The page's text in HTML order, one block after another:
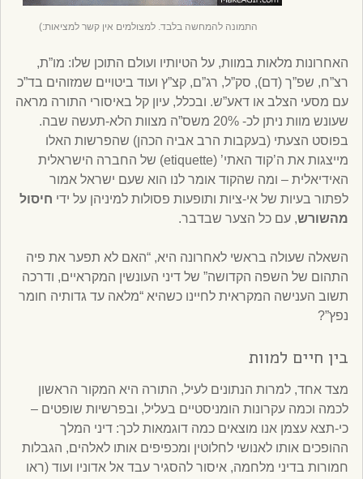
התמונה להמחשה בלבד. למצולמים אין קשר למציאות:)
האחרונות מלאות במוות, על הטיותיו ועולם התוכן שלו: מו”ת,
רצ”ח, שפ”ך (דם), סק”ל, רג”ם, קצ”ץ ועוד ביטויים שמזוהים בד”כ
עם מסעי הצלב או דאע”ש. ובכלל, עיון קל באיסורי התורה מראה
שעונש מוות ניתן לכ- 20% משס”ה מצוות הלא-תעשה שבה.
בפוסט הצעתי (בעקבות הרב אביה הכהן) שהפרשות האלו
מייצגות את ה’קוד האתי’ (etiquette) של החברה הישראלית
האידיאלית – ומה שהקוד אומר לנו הוא שעם ישראל אמור
לפתור בעיות של אי-ציות ותופעות פסולות למיניהן על ידי חיסול
מהשורש, עם כל הצער שבדבר.
השאלה שעולה בראשי לאחרונה היא, “האם לא תפער את פיה
התהום של השפה הקדושה” של דיני העונשין המקראיים, ודרכה
תשוב הענישה המקראית לחיינו כשהיא “מלאה עד גדותיה חומר
נפץ”?
בין חיים למוות
מצד אחד, למרות הנתונים לעיל, התורה היא המקור הראשון
לכמה וכמה עקרונות הומניסטיים בעליל, ובפרשיות שופטים –
כי-תצא עצמן אנו מוצאים כמה דוגמאות לכך: דיני המלך
ההופכים אותו לאנושי לחלוטין ומכפיפים אותו לאלהים, הגבלות
חמורות בדיני מלחמה, איסור להסגיר עבד אל אדוניו ועוד (ראו